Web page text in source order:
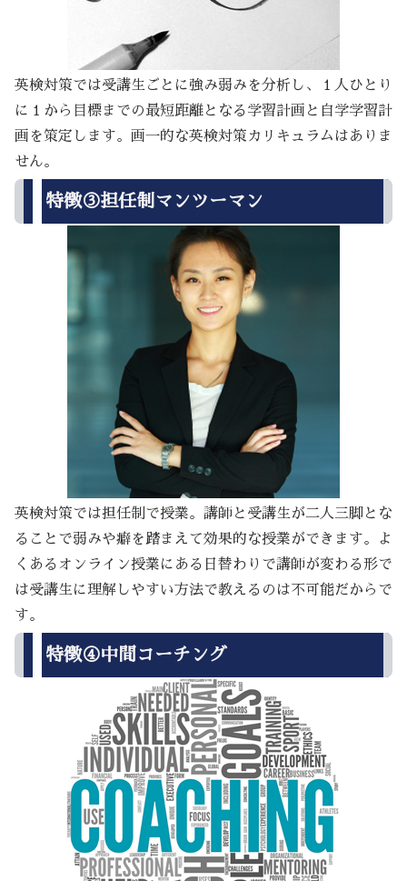
英検対策では受講生ごとに強み弱みを分析し、１人ひとり
に１から目標までの最短距離となる学習計画と自学学習計
画を策定します。画一的な英検対策カリキュラムはありま
せん。
特徴③担任制マンツーマン
英検対策では担任制で授業。講師と受講生が二人三脚とな
ることで弱みや癖を踏まえて効果的な授業ができます。よ
くあるオンライン授業にある日替わりで講師が変わる形で
は受講生に理解しやすい方法で教えるのは不可能だからで
す。
特徴④中間コーチング